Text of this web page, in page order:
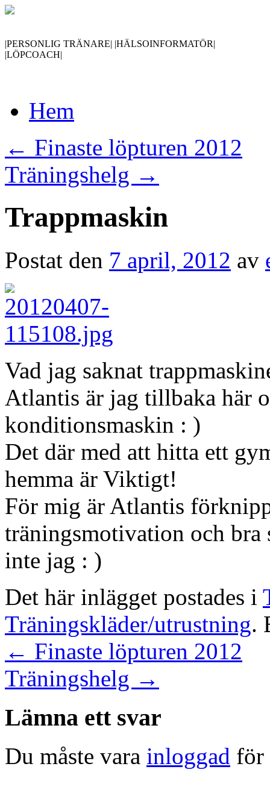
|PERSONLIG TRÄNARE| |HÄLSOINFORMATÖR|
|LÖPCOACH|
till
innehållHem
← Finaste löpturen 2012
Träningshelg →
Trappmaskin
Postat den 7 april, 2012 av
Vad jag saknat
Atlantis är jag tillbaka här
konditionsmaskin : )
Det där med att hitta ett
hemma är Viktigt!
För mig är Atlantis
träningsmotivation och bra
inte jag : )
Det här inlägget postades i
Träningskläder/utrustning.
← Finaste löpturen 2012
Träningshelg →
Lämna ett svar
Du måste vara inloggad för